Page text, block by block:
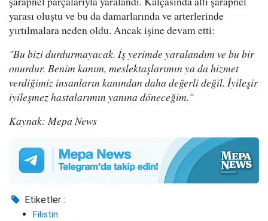
yarası oluştu ve bu da damarlarında ve arterlerinde
yırtılmalara neden oldu. Ancak işine devam etti:
"Bu bizi durdurmayacak. İş yerimde yaralandım ve bu bir
onurdur. Benim kanım, meslektaşlarımın ya da hizmet
verdiğimiz insanların kanından daha değerli değil. İyileşir
iyileşmez hastalarımın yanına döneceğim."
Kaynak: Mepa News
Etiketler :
Filistin